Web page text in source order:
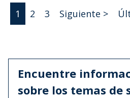
Paginación
1 2 3 Siguiente >
Encuentre
sobre los temas de